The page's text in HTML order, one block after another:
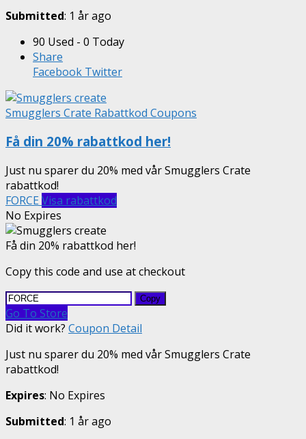
Submitted: 1 år ago
90 Used - 0 Today
Share
Facebook Twitter
Smugglers Crate Rabattkod Coupons
Få din 20% rabattkod her!
Just nu sparer du 20% med vår Smugglers Crate
rabattkod!
FORCE Visa rabattkod
No Expires
Få din 20% rabattkod her!
Copy this code and use at checkout
Copy
Go To Store
Did it work? Coupon Detail
Just nu sparer du 20% med vår Smugglers Crate
rabattkod!
Expires: No Expires
Submitted: 1 år ago